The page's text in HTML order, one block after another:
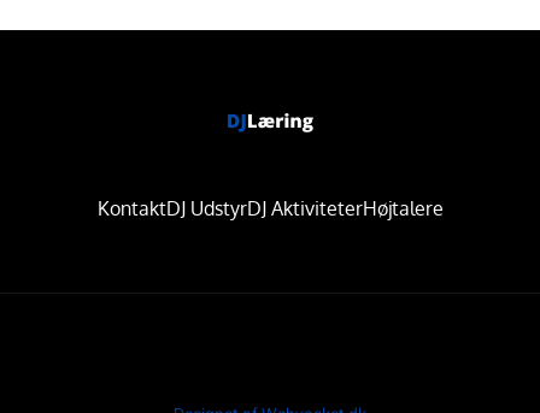
KontaktDJ UdstyrDJ AktiviteterHøjtalere